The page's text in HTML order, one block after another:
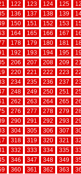
122 123 124 125
136 137 138 139
150 151 152 153
164 165 166 167
178 179 180 181
192 193 194 195
206 207 208 209
220 221 222 223
234 235 236 237
248 249 250 251
262 263 264 265
276 277 278 279
290 291 292 293
304 305 306 307
318 319 320 321
332 333 334 335
346 347 348 349
360 361 362 363